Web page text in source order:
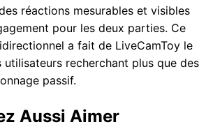
réactions mesurables et visibles
pour les deux parties. Ce
a fait de LiveCamToy le
recherchant plus que des
passif.
Aussi Aimer